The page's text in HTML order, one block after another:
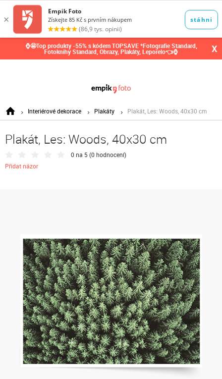
⌚🤩Top produkty -55% s kódem TOPSAVE *Fotografie Standard,
Fotoknihy Standard, Obrazy, Plakáty, Leporelo👈⌚ X
Interiérové dekorace Plakáty Plakát, Les: Woods, 40x30 cm
Plakát, Les: Woods, 40x30 cm
0 na 5 (0 hodnocení)
Přidat názor